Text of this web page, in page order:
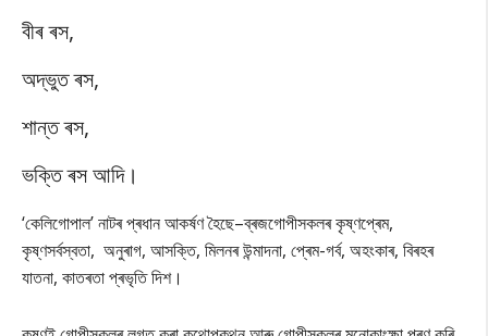
বীৰ ৰস,
অদ্ভুত ৰস,
শান্ত ৰস,
ভক্তি ৰস আদি।
‘কেলিগোপাল’ নাটৰ প্ৰধান আকৰ্ষণ হৈছে–ব্ৰজগোপীসকলৰ কৃষ্ণপ্ৰেম,
কৃষ্ণসৰ্বস্বতা, অনুৰাগ, আসক্তি, মিলনৰ উন্মাদনা, প্ৰেম-গৰ্ব, অহংকাৰ, বিৰহৰ
যাতনা, কাতৰতা প্ৰভৃতি দিশ।